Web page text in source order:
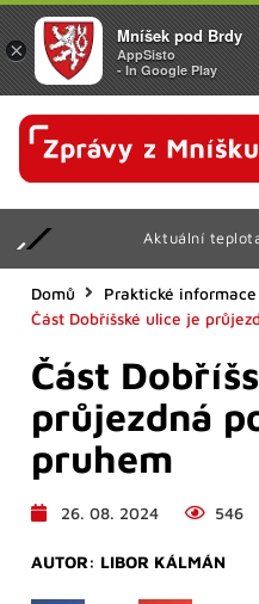
Aktuální
Domů
Praktické informace
Část Dobříšské ulice je
Část
průjezdná
pruhem
26. 08. 2024 546
AUTOR: LIBOR KÁLMÁN
×
Mníšek pod Brdy
AppSisto
- In Google Play